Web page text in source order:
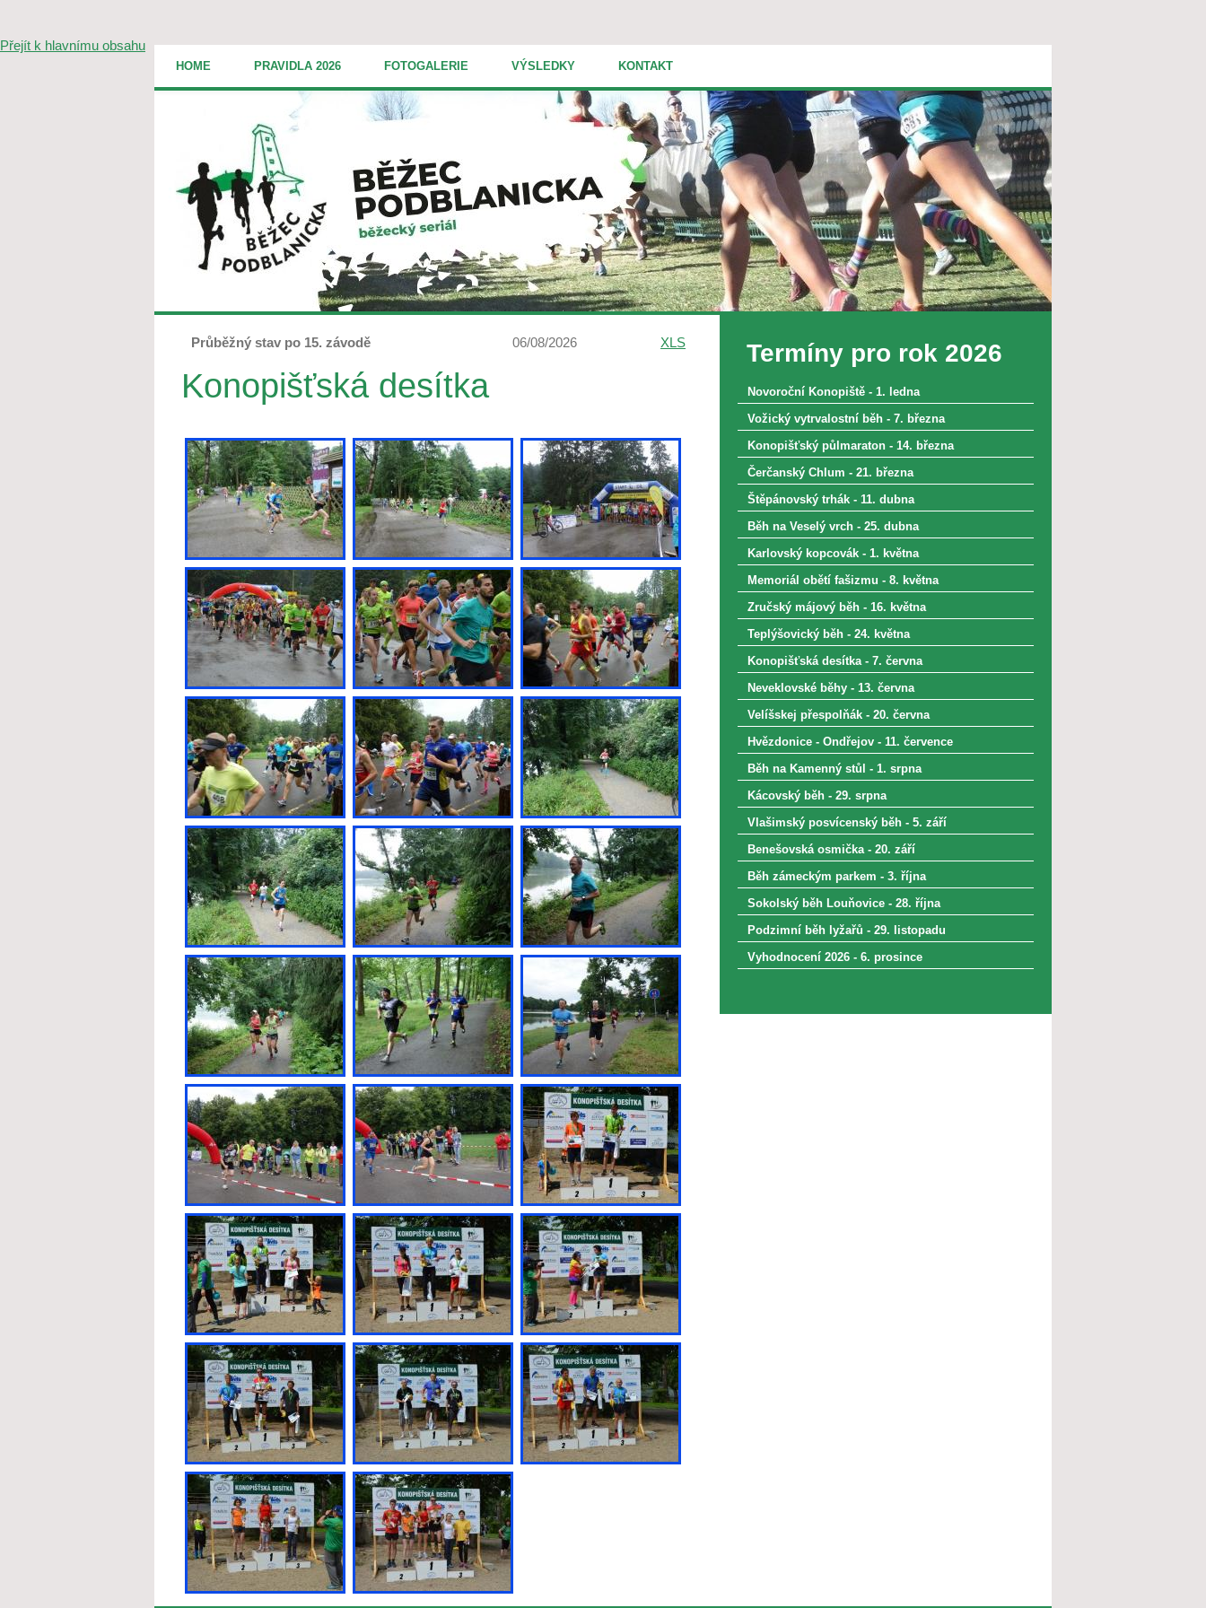
Přejít k hlavnímu obsahu
HOME PRAVIDLA 2026 FOTOGALERIE VÝSLEDKY KONTAKT
Průběžný stav po 15. závodě 06/08/2026 XLS
Konopišťská desítka
Termíny pro rok 2026
Novoroční Konopiště - 1. ledna
Vožický vytrvalostní běh - 7. března
Konopišťský půlmaraton - 14. března
Čerčanský Chlum - 21. března
Štěpánovský trhák - 11. dubna
Běh na Veselý vrch - 25. dubna
Karlovský kopcovák - 1. května
Memoriál obětí fašizmu - 8. května
Zručský májový běh - 16. května
Teplýšovický běh - 24. května
Konopišťská desítka - 7. června
Neveklovské běhy - 13. června
Velíšskej přespolňák - 20. června
Hvězdonice - Ondřejov - 11. července
Běh na Kamenný stůl - 1. srpna
Kácovský běh - 29. srpna
Vlašimský posvícenský běh - 5. září
Benešovská osmička - 20. září
Běh zámeckým parkem - 3. října
Sokolský běh Louňovice - 28. října
Podzimní běh lyžařů - 29. listopadu
Vyhodnocení 2026 - 6. prosince